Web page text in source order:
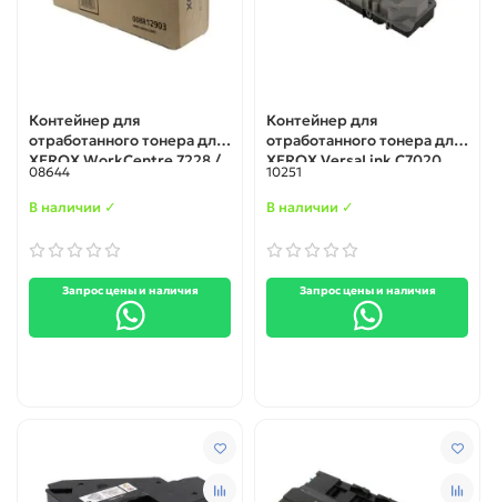
Контейнер для
отработанного тонера для
XEROX WorkCentre 7228 /
7235 / 7245 / 7328 / 7335 /
7345 WorkCentre C2128 /
(008R12903) original
08644
В наличии ✓
Запрос цены и наличия
Контейнер для
отработанного тонера для
XEROX VersaLink C7020
(115R00128) original
10251
В наличии ✓
Запрос цены и наличия